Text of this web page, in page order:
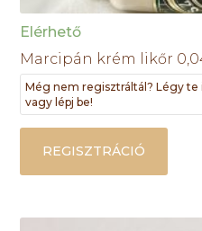
Elérhető
Marcipán krém likőr
Még nem regisztráltál? Légy
vagy lépj be!
REGISZTRÁCIÓ